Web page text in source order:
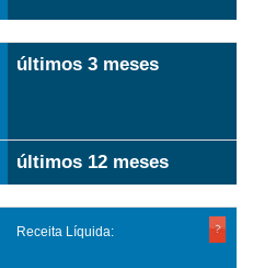
últimos 3 meses
últimos 12 meses
Receita Líquida: